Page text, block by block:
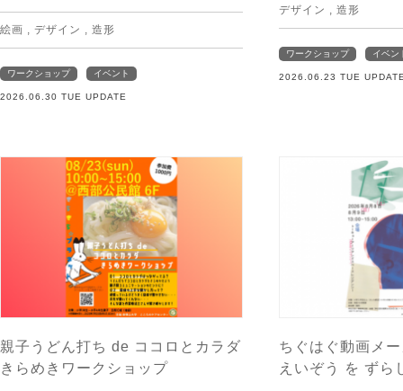
絵画 デザイン 造形
ワークショップ イベント
2026.06.30 TUE UPDATE
デザイン 造形
ワークショップ イベン
2026.06.23 TUE
親子うどん打ち de ココロとカラダ
きらめきワークショップ
ちぐはぐ動画メ
えいぞう を ず